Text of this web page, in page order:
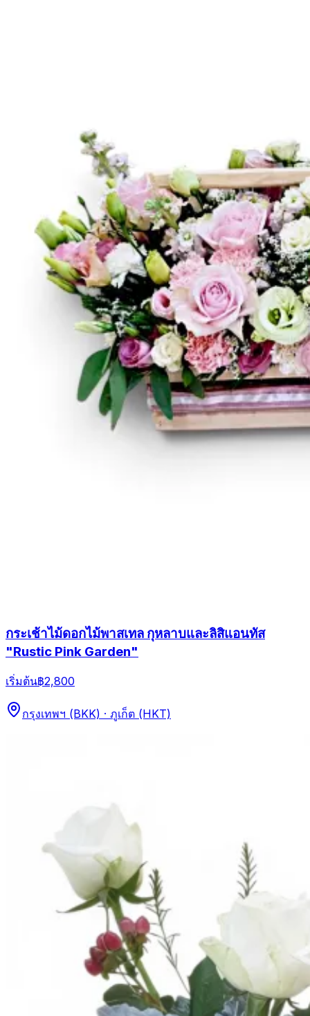
กระเช้าไม้ดอกไม้พาสเทล กุหลาบและลิสิแอนทัส
"Rustic Pink Garden"
เริ่มต้น฿2,800
กรุงเทพฯ (BKK) · ภูเก็ต (HKT)